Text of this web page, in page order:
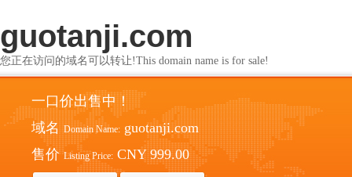
guotanji.com
您正在访问的域名可以转让!This domain name is for sale!
一口价出售中！
域名 Domain Name: guotanji.com
售价 Listing Price: CNY 999.00